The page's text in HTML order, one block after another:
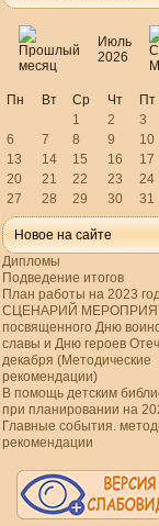
Июль
2026
Пн Вт Ср Чт Пт
1
2 3
6
7 8 9 10
13
14 15 16 17
20
21 22 23 24
27
28 29 30 31
Новое на сайте
Дипломы
Подведение итогов
План работы на 2023
СЦЕНАРИЙ
посвященного Дню
славы и Дню героев
декабря (Методические
рекомендации)
В помощь детским
при планировании на
Главные события.
рекомендации